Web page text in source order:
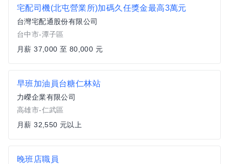
宅配司機(北屯營業所)加碼久任獎金最高3萬元
台灣宅配通股份有限公司
台中市-潭子區
月薪 37,000 至 80,000 元
早班加油員台糖仁林站
力嶸企業有限公司
高雄市-仁武區
月薪 32,550 元以上
晚班店職員